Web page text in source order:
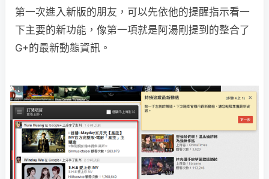
第一次進入新版的朋友，可以先依他的提醒指示看一
下主要的新功能，像第一項就是阿湯剛提到的整合了
G+的最新動態資訊。